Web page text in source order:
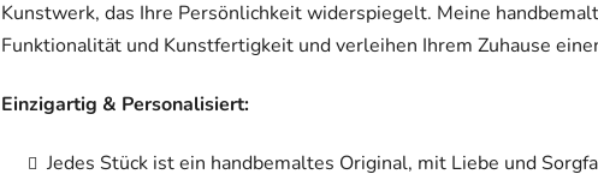
Kunstwerk, das Ihre Persönlichkeit widerspiegelt. Meine
Funktionalität und Kunstfertigkeit und verleihen Ihrem Zuhause
Einzigartig & Personalisiert:
Jedes Stück ist ein handbemaltes Original, mit Liebe und